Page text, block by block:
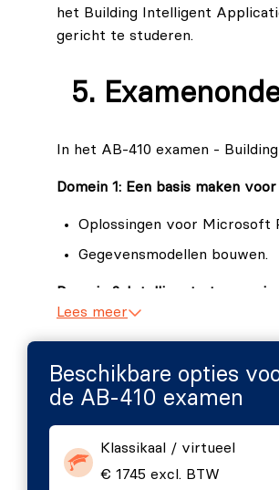
het Building Intelligent
gericht te studeren.
In het AB-410 examen -
Domein 1: Een basis maken
Oplossingen voor Microsoft
Gegevensmodellen bouwen.
Domein 2: Intelligente
Domein 3:
Prompts en modellen maken
Lees meer
Beschikbare opties
de AB-410 examen
Klassikaal / virtueel
€ 1745 excl. BTW